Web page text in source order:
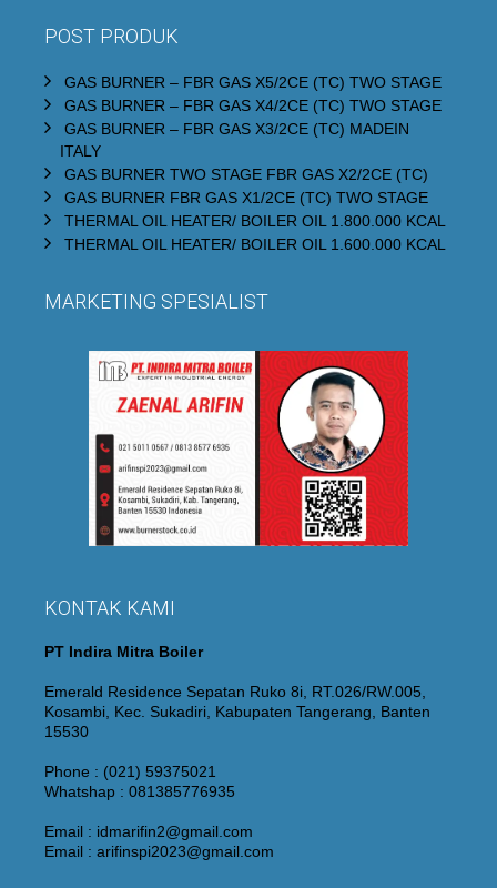
POST PRODUK
GAS BURNER – FBR GAS X5/2CE (TC) TWO STAGE
GAS BURNER – FBR GAS X4/2CE (TC) TWO STAGE
GAS BURNER – FBR GAS X3/2CE (TC) MADEIN
ITALY
GAS BURNER TWO STAGE FBR GAS X2/2CE (TC)
GAS BURNER FBR GAS X1/2CE (TC) TWO STAGE
THERMAL OIL HEATER/ BOILER OIL 1.800.000 KCAL
THERMAL OIL HEATER/ BOILER OIL 1.600.000 KCAL
MARKETING SPESIALIST
KONTAK KAMI
PT Indira Mitra Boiler
Emerald Residence Sepatan Ruko 8i, RT.026/RW.005,
Kosambi, Kec. Sukadiri, Kabupaten Tangerang, Banten
15530
Phone : (021) 59375021
Whatshap : 081385776935
Email : idmarifin2@gmail.com
Email : arifinspi2023@gmail.com